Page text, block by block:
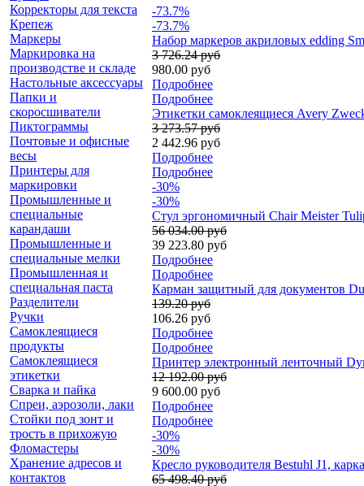
Корректоры для текста
Крепеж
Маркеры
Маркировка на
производстве и складе
Настольные аксессуары
Папки и
скоросшиватели
Пиктограммы
Почтовые и офисные
весы
Принтеры для
маркировки
Промышленные и
специальные
карандаши
Промышленные и
специальные мелки
Промышленная и
специальная паста
Разделители
Ручки
Самоклеящиеся
продукты
Самоклеящиеся
этикетки
Сварка и пайка
Спреи, аэрозоли, лаки
Стойки под зонт и
трость в прихожую
Фломастеры
Хранение адресов и
контактов
-73.7%
-73.7%
Набор маркеров акриловых edding
3 726.24 руб
980.00 руб
Подробнее
Подробнее
Этикетки самоклеящиеся Avery
3 273.57 руб
2 442.96 руб
Подробнее
Подробнее
-30%
-30%
Стул эргономичный Chair Meister
56 034.00 руб
39 223.80 руб
Подробнее
Подробнее
Карман защитный для документов
139.20 руб
106.26 руб
Подробнее
Подробнее
Принтер электронный ленточный
12 192.00 руб
9 600.00 руб
Подробнее
Подробнее
-30%
-30%
Кресло руководителя Bestuhl J1,
65 498.40 руб